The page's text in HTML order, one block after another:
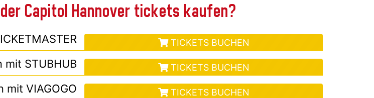
Capitol Hannover tickets kaufen?
TICKETS BUCHEN
mit STUBHUB TICKETS BUCHEN
mit VIAGOGO TICKETS BUCHEN